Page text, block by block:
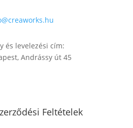
és levelezési cím:
Andrássy út 45
Feltételek